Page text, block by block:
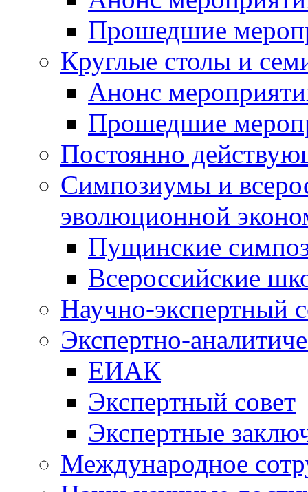
Прошедшие
Круглые столы и
Анонс
Прошедшие
Постоянно
Симпозиумы и
эволюционной
Пущинские
Всероссийские
Научно-экспертный
Экспертно-
ЕИАК
Экспертный совет
Экспертные
Международное